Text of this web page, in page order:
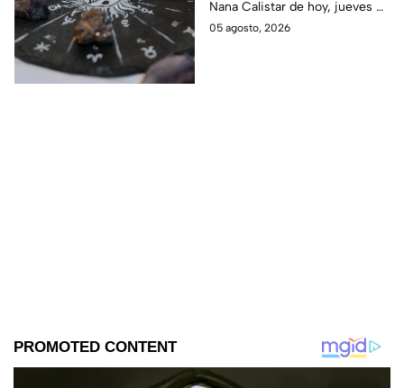
puertas del dinero
Nana Calistar de hoy, jueves 6
de agosto. ¿Será dinero o
05 agosto, 2026